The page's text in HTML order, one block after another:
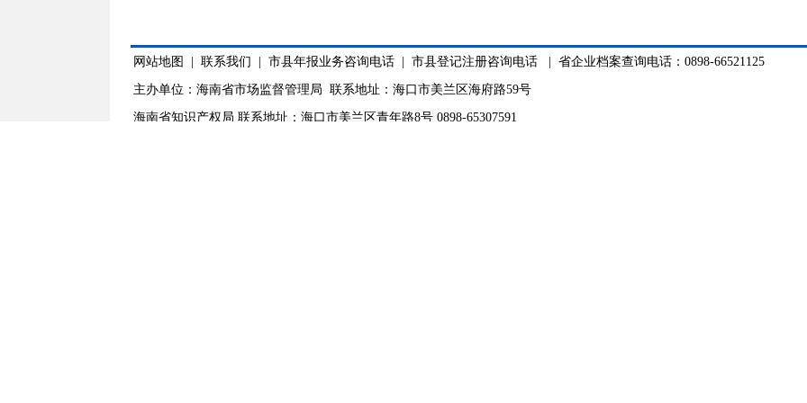
网站地图 联系我们 市县年报业务咨询电话 市县登记注册咨询电话 | 省企业档案查询电话：0898-66521125
主办单位：海南省市场监督管理局 联系地址：海口市美兰区海府路59号
海南省知识产权局 联系地址：海口市美兰区青年路8号 0898-65307591